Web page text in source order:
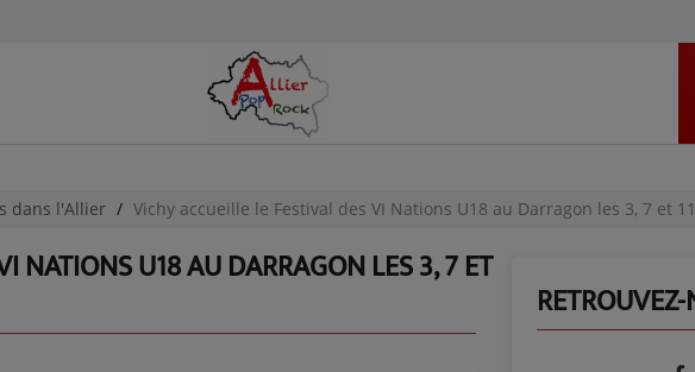
dans l'Allier Vichy accueille le Festival des VI Nations U18 au Darragon les 3, 7 et
NATIONS U18 AU DARRAGON LES 3, 7 ET